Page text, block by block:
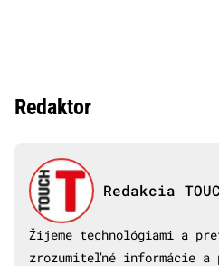
Redaktor
Redakcia
Žijeme technológiami a
zrozumiteľné informácie a